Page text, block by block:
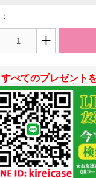
+
すべてのプレゼント